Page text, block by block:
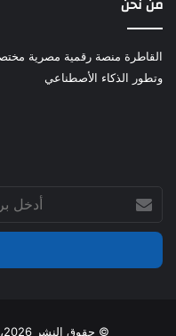
من نحن
القاطرة منصة رقمية مصرية
وتطور الذكاء الأصطناعي
بريدك
الإلكتروني
© حقوق النشر 2026، جميع الحقوق محفوظة |